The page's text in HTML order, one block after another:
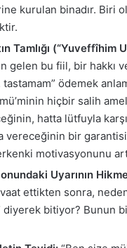
kurulan binadır. Biri
Tamlığı (“Yuveffîhim
gelen bu fiil, bir hakkı
ödemek
mü’minin hiçbir salih
hatta lütfuyla
vereceğinin bir
motivasyonunu
Uyarının
ettikten sonra,
diyerek bitiyor? Bunun